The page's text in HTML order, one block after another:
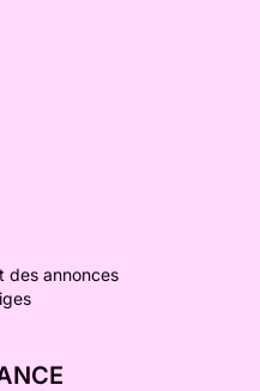
des annonces